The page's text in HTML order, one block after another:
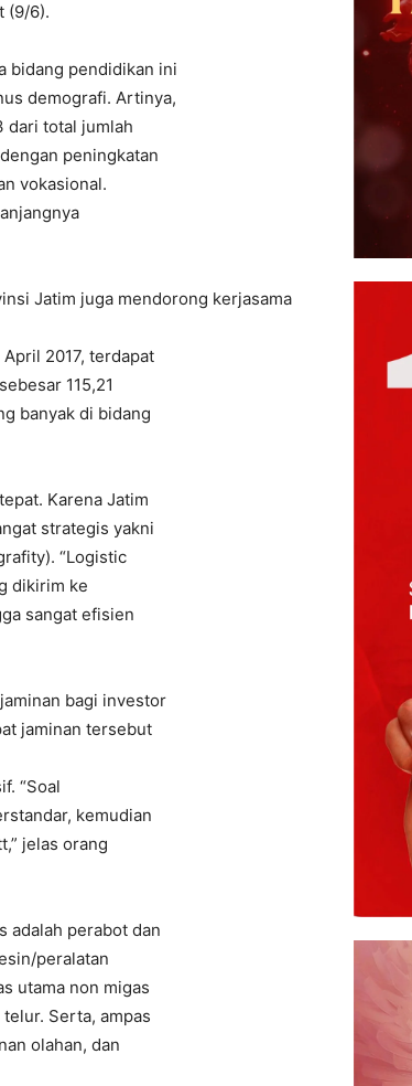
(9/6).
bidang pendidikan ini
demografi. Artinya,
dari total jumlah
peningkatan
vokasional.
Jatim juga mendorong kerjasama
2017, terdapat
115,21
banyak di bidang
Karena Jatim
strategis yakni
“Logistic
dikirim ke
sangat efisien
bagi investor
jaminan tersebut
“Soal
kemudian
jelas orang
adalah perabot dan
peralatan
utama non migas
Serta, ampas
olahan, dan